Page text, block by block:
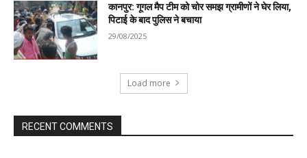
कानपुर: गूगल मैप टीम को चोर समझ ग्रामीणों ने घेर लिया,
पिटाई के बाद पुलिस ने बचाया
29/08/2025
Load more
RECENT COMMENTS